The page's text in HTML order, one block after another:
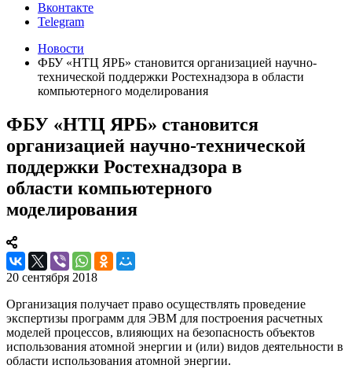
Вконтакте
Telegram
Новости
ФБУ «НТЦ ЯРБ» становится организацией научно-
технической поддержки Ростехнадзора в области
компьютерного моделирования
ФБУ «НТЦ ЯРБ» становится
организацией научно-технической
поддержки Ростехнадзора в
области компьютерного
моделирования
20 сентября 2018
Организация получает право осуществлять проведение
экспертизы программ для ЭВМ для построения расчетных
моделей процессов, влияющих на безопасность объектов
использования атомной энергии и (или) видов деятельности в
области использования атомной энергии.